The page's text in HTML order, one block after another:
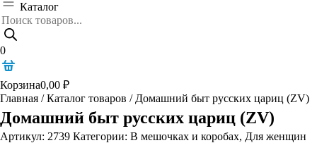
Каталог
Поиск
товаров
0
Корзина0,00 ₽
Главная /Каталог товаров / Домашний быт русских цариц (ZV)
Домашний быт русских цариц (ZV)
Артикул: 2739 Категории: В мешочках и коробах, Для женщин